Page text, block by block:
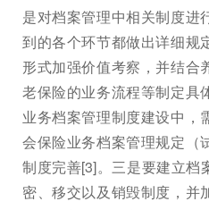
是对档案管理中相关制度进
到的各个环节都做出详细规
形式加强价值考察，并结合
老保险的业务流程等制定具
业务档案管理制度建设中，
会保险业务档案管理规定（
制度完善[3]。三是要建立档
密、移交以及销毁制度，并